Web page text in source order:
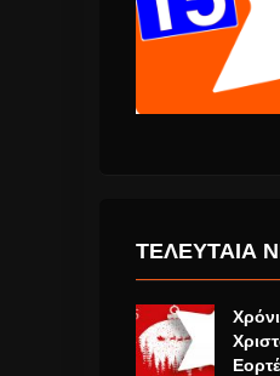
ΤΕΛΕΥΤΑΙΑ